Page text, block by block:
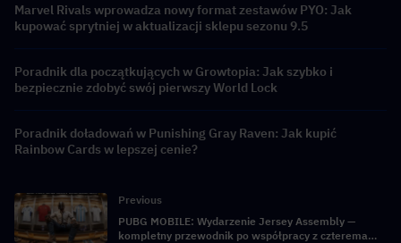
Marvel Rivals wprowadza nowy format zestawów PYO: Jak
kupować sprytniej w aktualizacji sklepu sezonu 9.5
Poradnik dla początkujących w Growtopia: Jak szybko i
bezpiecznie zdobyć swój pierwszy World Lock
Poradnik doładowań w Punishing Gray Raven: Jak kupić
Rainbow Cards w lepszej cenie?
Previous
PUBG MOBILE: Wydarzenie Jersey Assembly —
kompletny przewodnik po współpracy z czterema